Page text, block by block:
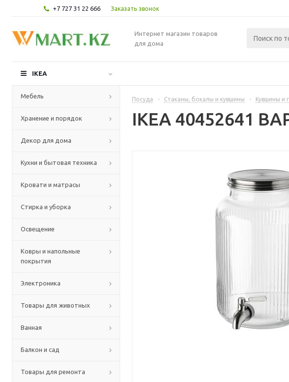
+7 727 31 22 666 Заказать звонок
Интернет магазин товаров
для дома
IKEA
Мебель
Хранение и порядок
Декор для дома
Кухни и бытовая техника
Кровати и матрасы
Стирка и уборка
Освещение
Ковры и напольные
покрытия
Электроника
Товары для животных
Ванная
Балкон и сад
Товары для ремонта
Посуда - Стаканы, бокалы и кувшины - Кувшины и
IKEA 40452641